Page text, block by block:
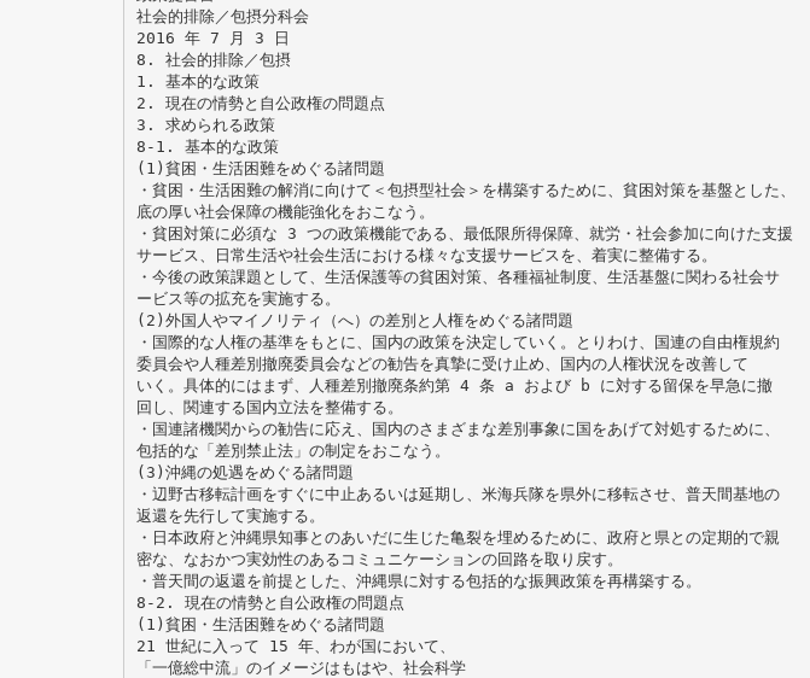
社会的排除／包摂分科会
2016 年 7 月 3 日
8. 社会的排除／包摂
1. 基本的な政策
2. 現在の情勢と自公政権の問題点
3. 求められる政策
8-1. 基本的な政策
(1)貧困・生活困難をめぐる諸問題
・貧困・生活困難の解消に向けて＜包摂型社会＞を構築するために、貧困対策を基盤とした、
底の厚い社会保障の機能強化をおこなう。
・貧困対策に必須な 3 つの政策機能である、最低限所得保障、就労・社会参加に向けた支援
サービス、日常生活や社会生活における様々な支援サービスを、着実に整備する。
・今後の政策課題として、生活保護等の貧困対策、各種福祉制度、生活基盤に関わる社会サ
ービス等の拡充を実施する。
(2)外国人やマイノリティ（へ）の差別と人権をめぐる諸問題
・国際的な人権の基準をもとに、国内の政策を決定していく。とりわけ、国連の自由権規約
委員会や人種差別撤廃委員会などの勧告を真摯に受け止め、国内の人権状況を改善して
いく。具体的にはまず、人種差別撤廃条約第 4 条 a および b に対する留保を早急に撤
回し、関連する国内立法を整備する。
・国連諸機関からの勧告に応え、国内のさまざまな差別事象に国をあげて対処するために、
包括的な「差別禁止法」の制定をおこなう。
(3)沖縄の処遇をめぐる諸問題
・辺野古移転計画をすぐに中止あるいは延期し、米海兵隊を県外に移転させ、普天間基地の
返還を先行して実施する。
・日本政府と沖縄県知事とのあいだに生じた亀裂を埋めるために、政府と県との定期的で親
密な、なおかつ実効性のあるコミュニケーションの回路を取り戻す。
・普天間の返還を前提とした、沖縄県に対する包括的な振興政策を再構築する。
8-2. 現在の情勢と自公政権の問題点
(1)貧困・生活困難をめぐる諸問題
21 世紀に入って 15 年、わが国において、
「一億総中流」のイメージはもはや、社会科学